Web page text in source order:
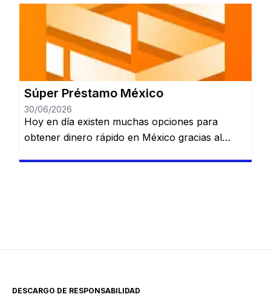
lugar. Préstamo personal. Crédito automotriz.
Crédito moto. Préstamo de nómina. Ver
opciones de BBVA Sujeto a evaluación y
aprobación. Santander Préstamos Puede ser
una alternativa para quienes quieren comparar
[…]
Súper Préstamo México
30/06/2026
Hoy en día existen muchas opciones para
obtener dinero rápido en México gracias al
una aplicación […]
DESCARGO DE RESPONSABILIDAD